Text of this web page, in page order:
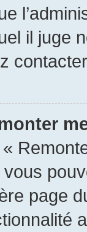
il juge
page